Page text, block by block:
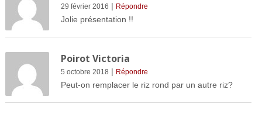
29 février 2016 | Répondre
Jolie présentation !!
Poirot Victoria
5 octobre 2018 | Répondre
Peut-on remplacer le riz rond par un autre riz?